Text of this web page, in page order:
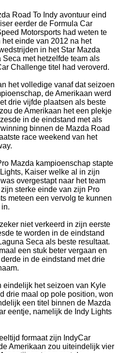
Road To Indy avontuur eind
eerder de Formula Car
Motorsports had weten te
einde van 2012 na het
in het Star Mazda
met hetzelfde team als
Challenge titel had veroverd.
het volledige vanaf dat seizoen
de Amerikaan werd
drie vijfde plaatsen als beste
de Amerikaan het een plekje
in de eindstand met als
binnen de Mazda Road
race weekend van het
Mazda kampioenschap stapte
Kaiser welke al in zijn
overgestapt naar het team
sterke einde van zijn Pro
meteen een vervolg te kunnen
niet verkeerd in zijn eerste
te worden in de eindstand
Seca als beste resultaat.
een stuk beter vergaan en
in de eindstand met drie
eindelijk het seizoen van Kyle
drie maal op pole position, won
een titel binnen de Mazda
eentje, namelijk de Indy Lights
formaat zijn IndyCar
Amerikaan zou uiteindelijk vier